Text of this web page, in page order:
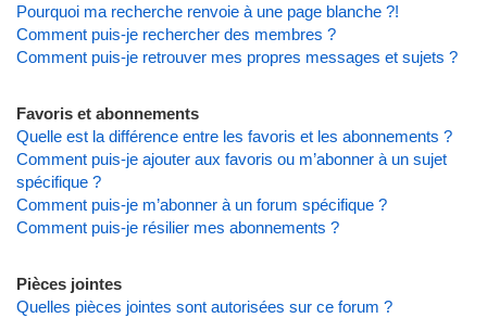
Pourquoi ma recherche renvoie à une page blanche ?!
Comment puis-je rechercher des membres ?
Comment puis-je retrouver mes propres messages et sujets ?
Favoris et abonnements
Quelle est la différence entre les favoris et les abonnements ?
Comment puis-je ajouter aux favoris ou m’abonner à un sujet
spécifique ?
Comment puis-je m’abonner à un forum spécifique ?
Comment puis-je résilier mes abonnements ?
Pièces jointes
Quelles pièces jointes sont autorisées sur ce forum ?